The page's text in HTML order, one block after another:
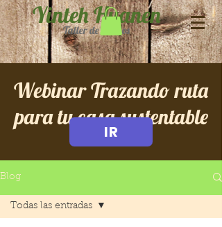
Yinteh Huanen
Taller de Sueños
Webinar Trazando ruta
para tu casa sustentable
IR
Blog
Todas las entradas